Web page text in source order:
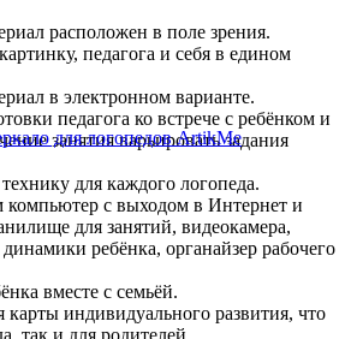
расположен в поле зрения.
педагога и себя в едином
в электронном варианте.
педагога ко встрече с ребёнком и
занятия варьировать задания
для каждого логопеда.
компьютер с выходом в Интернет и
для занятий, видеокамера,
ребёнка, органайзер рабочего
вместе с семьёй.
карты индивидуального развития, что
так и для родителей